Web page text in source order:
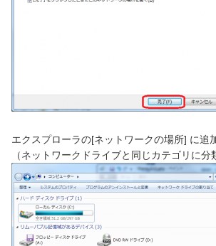
エクスプローラの[ネットワークの場所] に追
（ネットワークドライブと同じカテゴリに分